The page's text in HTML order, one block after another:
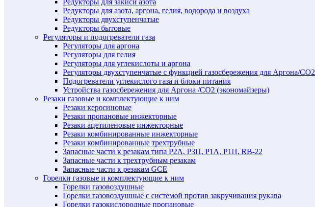
Редукторы для азота, аргона, гелия, водорода и воздуха
Редукторы двухступенчатые
Редукторы бытовые
Регуляторы и подогреватели газа
Регуляторы для аргона
Регуляторы для гелия
Регуляторы для углекислоты и аргона
Регуляторы двухступенчатые c функцией газосбережения для Аргона/СО2
Подогреватели углекислого газа и блоки питания
Устройства газосбережения для Аргона /СО2 (экономайзеры)
Резаки газовые и комплектующие к ним
Резаки керосиновые
Резаки пропановые инжекторные
Резаки ацетиленовые инжекторные
Резаки комбинированные инжекторные
Резаки комбинированные трехтрубные
Запасные части к резакам типа Р2А, Р3П, Р1А, Р1П, RB-22
Запасные части к трехтрубным резакам
Запасные части к резакам GCE
Горелки газовые и комплектующие к ним
Горелки газовоздушные
Горелки газовоздушные с системой против закручивания рукава
Горелки газокислородные пропановые